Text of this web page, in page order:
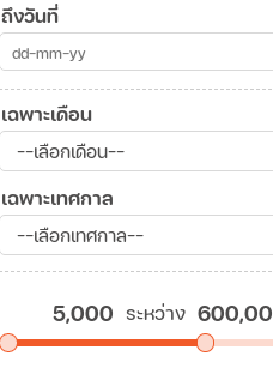
ถึงวันที่
เฉพาะเดือน
เฉพาะเทศกาล
ระหว่าง